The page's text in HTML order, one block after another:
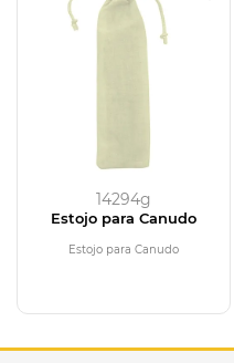
14294g
Estojo para Canudo
Estojo para Canudo